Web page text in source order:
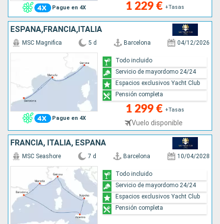
Pague en 4X 1 229 € +Tasas
ESPAÑA,FRANCIA,ITALIA
Pague en 4X
MSC Magnifica 5 d Barcelona 04/12/2026
1 299 € +Tasas
Vuelo disponible
Todo incluido
Servicio de mayordomo 24/24
Espacios exclusivos Yacht Club
Pensión completa
FRANCIA, ITALIA, ESPAÑA
MSC Seashore 7 d Barcelona 10/04/2028
Todo incluido
Servicio de mayordomo 24/24
Espacios exclusivos Yacht Club
Pensión completa